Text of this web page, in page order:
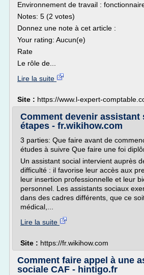
Environnement de travail :
Notes: 5 (2 votes)
Donnez une note à cet article :
Your rating: Aucun(e)
Rate
Le rôle de...
Lire la suite
Site : https://www.l-expert-
Comment devenir assistant
étapes - fr.wikihow.com
3 parties: Que faire avant de
études à suivre Que faire une foi
Un assistant social intervient auprès
difficulté : il favorise leur accès aux
leur insertion professionnelle et leur
personnel. Les assistants sociaux
dans des cadres différents, que ce
médical,...
Lire la suite
Site : https://fr.wikihow.com
Comment faire appel à une
sociale CAF - hintigo.fr